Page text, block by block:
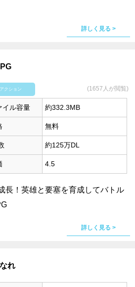
詳しく見る >
アクション (1657人が閲覧)
イル容量 約332.3MB
無料
約125万DL
4.5
長！英雄と要塞を育成してバトル
詳しく見る >
れ